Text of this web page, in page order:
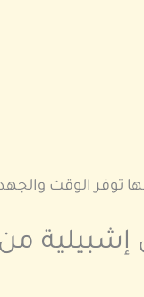
الوقت والجهد
من